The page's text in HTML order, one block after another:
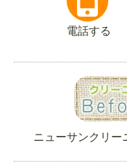
電話する
ニューサンクリー